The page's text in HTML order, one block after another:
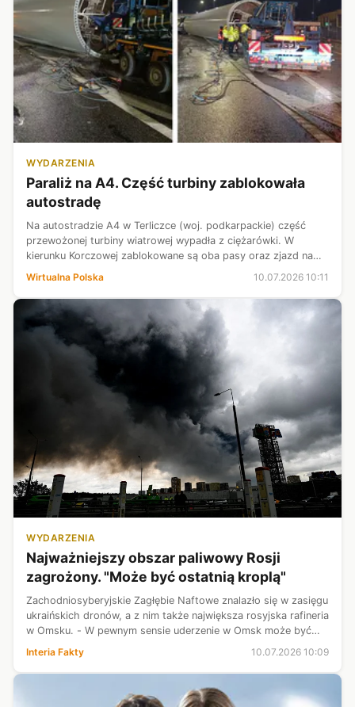
WYDARZENIA
Paraliż na A4. Część turbiny zablokowała
autostradę
Na autostradzie A4 w Terliczce (woj. podkarpackie) część
przewożonej turbiny wiatrowej wypadła z ciężarówki. W
kierunku Korczowej zablokowane są oba pasy oraz zjazd na
potrwać nawet 15 godzin.
Wirtualna Polska 10.07.2026 10:11
WYDARZENIA
Najważniejszy obszar paliwowy Rosji
zagrożony. "Może być ostatnią kroplą"
Zachodniosyberyjskie Zagłębie Naftowe znalazło się w zasięgu
ukraińskich dronów, a z nim także największa rosyjska rafineria
w Omsku. - W pewnym sensie uderzenie w Omsk może być
staje się ...
Interia Fakty 10.07.2026 10:09